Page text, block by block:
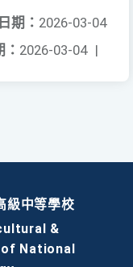
期： 2026-03-04
2026-03-04 |
級中等學校
&
National